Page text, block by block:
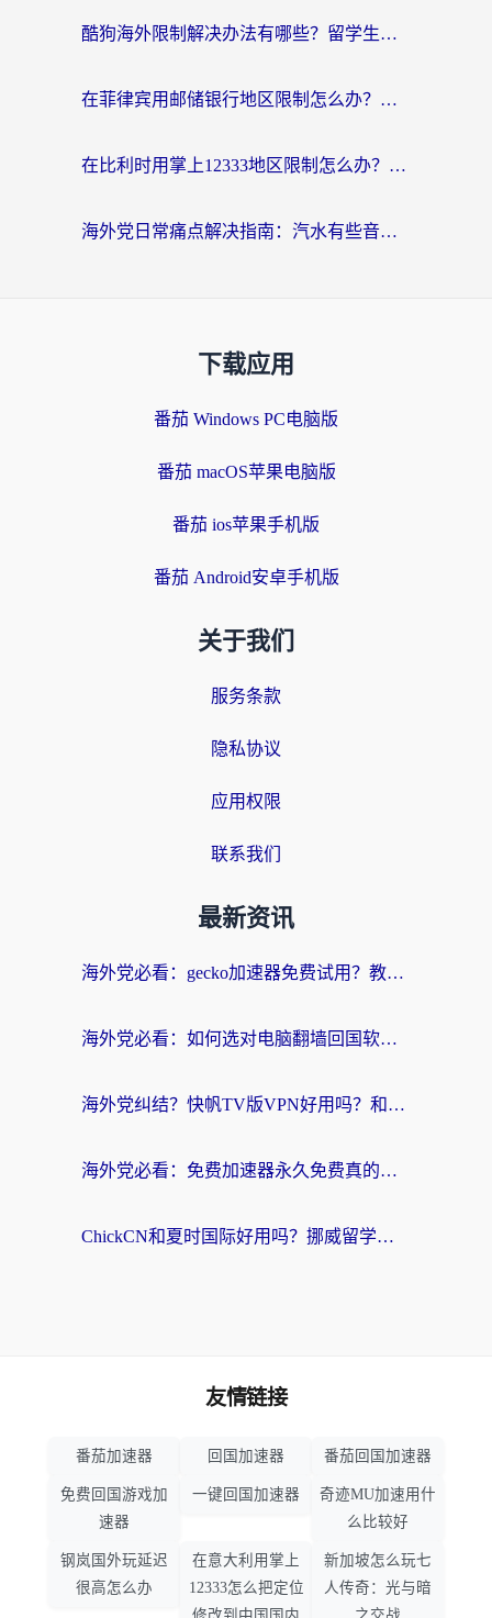
酷狗海外限制解决办法有哪些？留学生亲测有效的回国加速指南
在菲律宾用邮储银行地区限制怎么办？海外华人必看的回国加速解决方案
在比利时用掌上12333地区限制怎么办？海外华人亲测有效的回国加速方案
海外党日常痛点解决指南：汽水有些音乐在国外无法播放怎么办？
下载应用
番茄 Windows PC电脑版
番茄 macOS苹果电脑版
番茄 ios苹果手机版
番茄 Android安卓手机版
关于我们
服务条款
隐私协议
应用权限
联系我们
最新资讯
海外党必看：gecko加速器免费试用？教你选对回国加速器，无缝刷国内剧玩游戏
海外党必看：如何选对电脑翻墙回国软件，轻松解锁国内资源？
海外党纠结？快帆TV版VPN好用吗？和扇贝手游VPN对比哪个回国效果更好？
海外党必看：免费加速器永久免费真的存在吗？教你选对回国加速器无缝刷国内资源
ChickCN和夏时国际好用吗？挪威留学生亲测3款回国加速器，附穿梭和加速喵对比指南
友情链接
番茄加速器 回国加速器 番茄回国加速器
免费回国游戏加
速器
一键回国加速器
奇迹MU加速用什
么比较好
钢岚国外玩延迟
很高怎么办
在意大利用掌上
12333怎么把定位
新加坡怎么玩七
人传奇：光与暗